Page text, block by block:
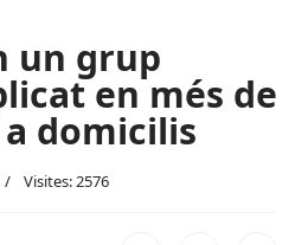
un grup
en més de
domicilis
Visites: 2576